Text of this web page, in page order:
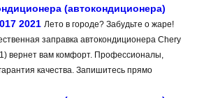
(автокондиционера)
2021 Лето в городе? Забудьте о жаре!
заправка автокондиционера Chery
вернет вам комфорт. Профессионалы,
качества. Запишитесь прямо